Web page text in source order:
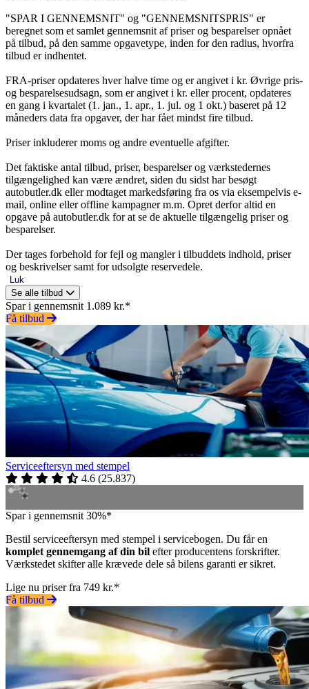
"SPAR I GENNEMSNIT" og "GENNEMSNITSPRIS" er
beregnet som et samlet gennemsnit af priser og besparelser opnået
på tilbud, på den samme opgavetype, inden for den radius, hvorfra
tilbud er indhentet.
FRA-priser opdateres hver halve time og er angivet i kr. Øvrige pris-
og besparelsesudsagn, som er angivet i kr. eller procent, opdateres
en gang i kvartalet (1. jan., 1. apr., 1. jul. og 1 okt.) baseret på 12
måneders data fra opgaver, der har fået mindst fire tilbud.
Priser inkluderer moms og andre eventuelle afgifter.
Det faktiske antal tilbud, priser, besparelser og værkstedernes
tilgængelighed kan være ændret, siden du sidst har besøgt
autobutler.dk eller modtaget markedsføring fra os via eksempelvis e-
mail, online eller offline kampagner m.m. Opret derfor altid en
opgave på autobutler.dk for at se de aktuelle tilgængelig priser og
besparelser.
Der tages forbehold for fejl og mangler i tilbuddets indhold, priser
og beskrivelser samt for udsolgte reservedele.
Luk
Se alle tilbud
Spar i gennemsnit 1.089 kr.*
Få tilbud
Serviceeftersyn med stempel
4.6 (25.837)
Spar i gennemsnit 30%*
Bestil serviceeftersyn med stempel i servicebogen. Du får en
komplet gennemgang af din bil efter producentens forskrifter.
Værkstedet skifter alle krævede dele så bilens garanti er sikret.
Lige nu priser fra 749 kr.*
Få tilbud